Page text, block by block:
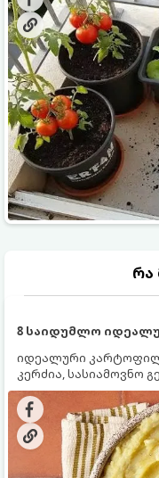
რა
8 საიდუმლო
იდეალური
კერძია, სასიამოვნო
ფერით. მისი
არსებობს
იცოდეთ, რომ პიურე